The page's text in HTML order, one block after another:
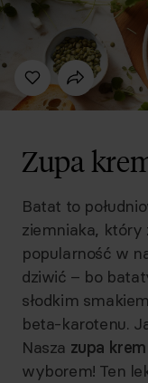
Zupa
Batat to
ziemniaka, który
popularność w
dziwić – bo
słodkim
beta-karotenu.
Nasza zupa
wyborem! Ten